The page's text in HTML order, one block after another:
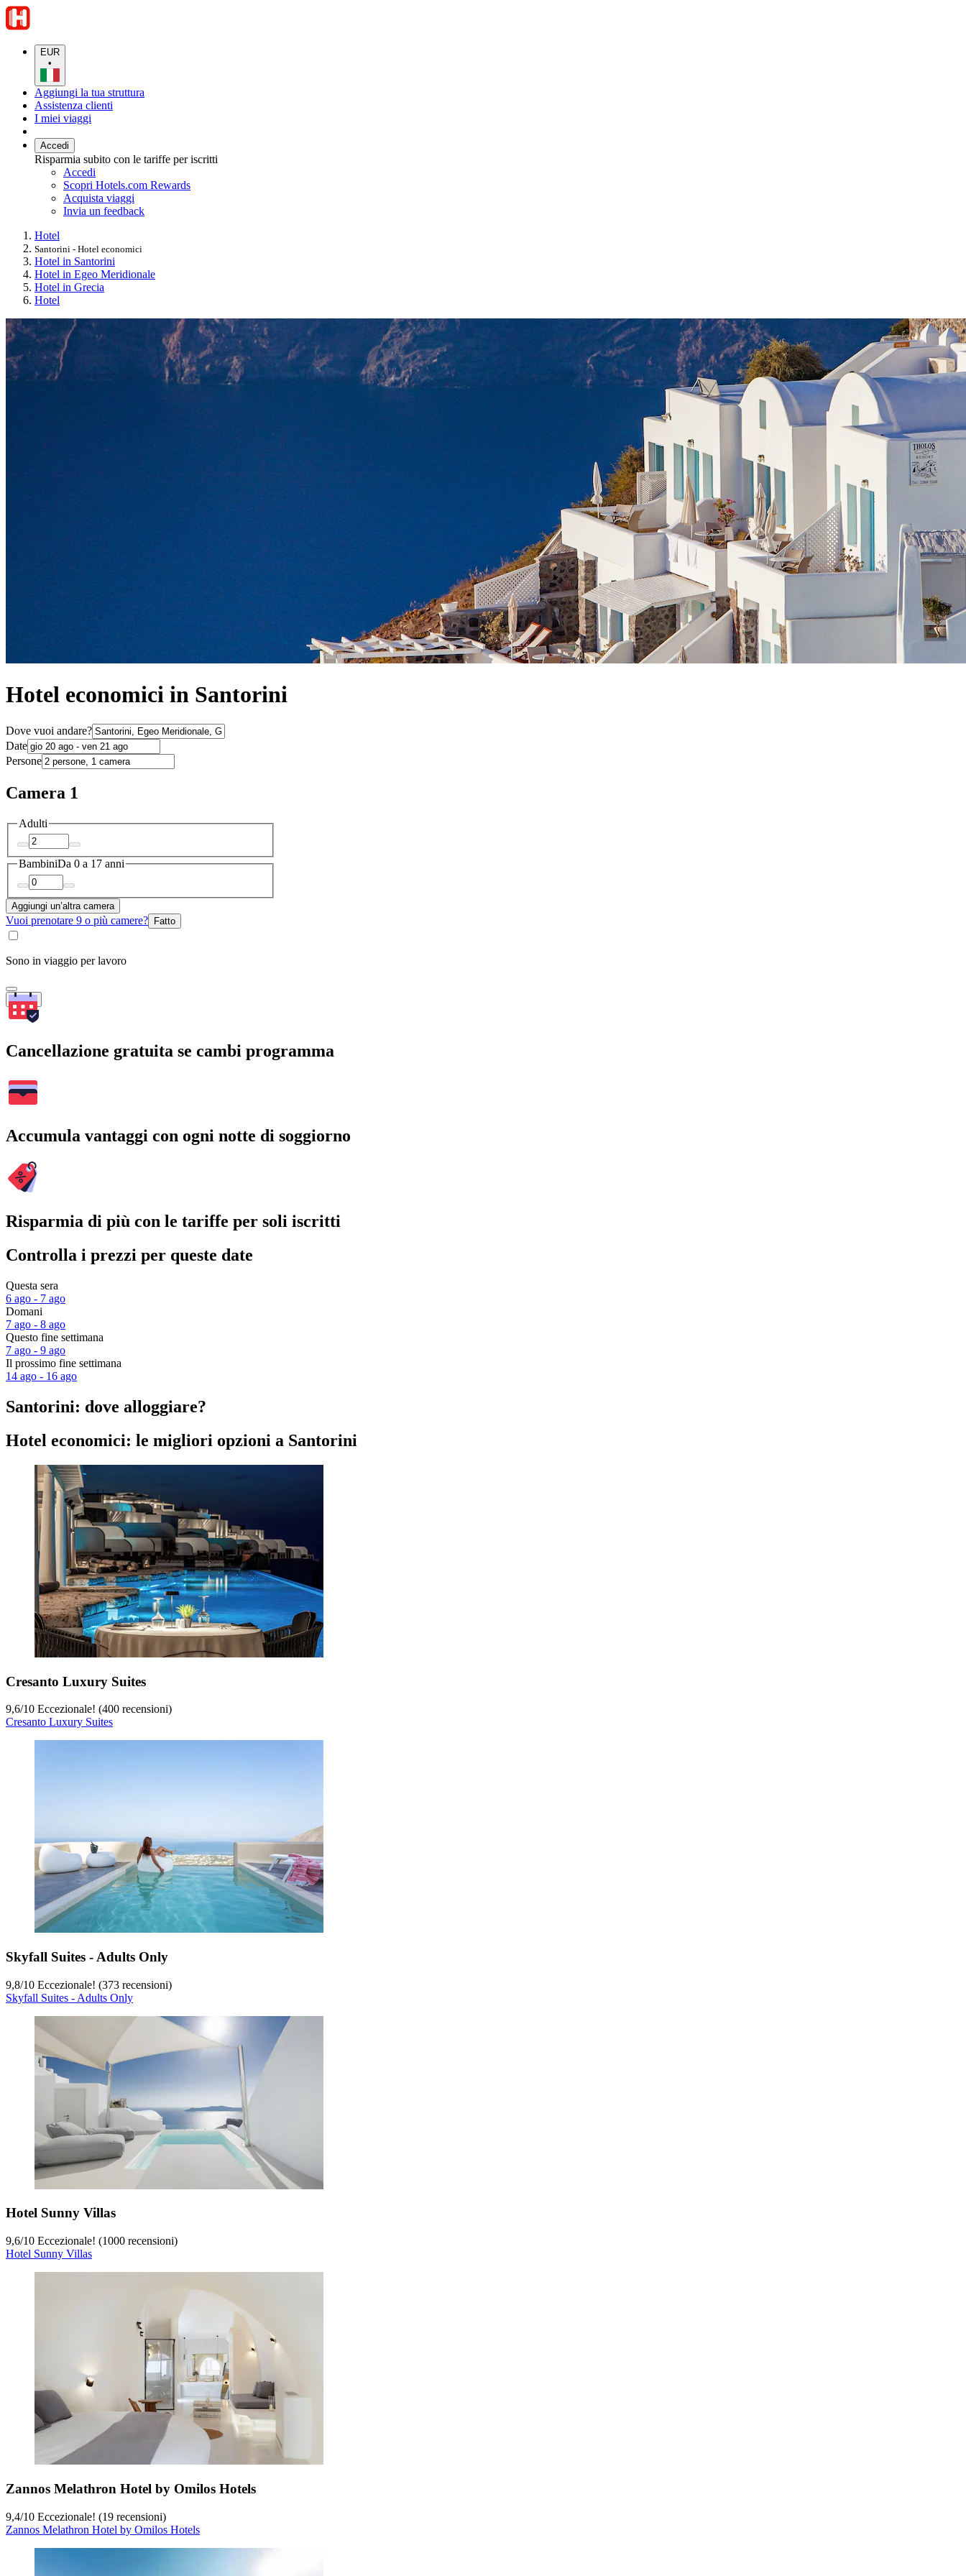
EUR
•
Aggiungi la tua struttura
Assistenza clienti
I miei viaggi
Accedi
Risparmia subito con le tariffe per iscritti
Accedi
Scopri Hotels.com Rewards
Acquista viaggi
Invia un feedback
Hotel
Santorini - Hotel economici
Hotel in Santorini
Hotel in Egeo Meridionale
Hotel in Grecia
Hotel
Hotel economici in Santorini
Dove vuoi andare?
Date
Persone
Camera 1
Adulti
BambiniDa 0 a 17 anni
Aggiungi un’altra camera
Vuoi prenotare 9 o più camere? Fatto
Sono in viaggio per lavoro
Cerca
Cancellazione gratuita se cambi programma
Accumula vantaggi con ogni notte di soggiorno
Risparmia di più con le tariffe per soli iscritti
Controlla i prezzi per queste date
Questa sera
6 ago - 7 ago
Domani
7 ago - 8 ago
Questo fine settimana
7 ago - 9 ago
Il prossimo fine settimana
14 ago - 16 ago
Santorini: dove alloggiare?
Hotel economici: le migliori opzioni a Santorini
Cresanto Luxury Suites
9,6/10 Eccezionale! (400 recensioni)
Cresanto Luxury Suites
Skyfall Suites - Adults Only
9,8/10 Eccezionale! (373 recensioni)
Skyfall Suites - Adults Only
Hotel Sunny Villas
9,6/10 Eccezionale! (1000 recensioni)
Hotel Sunny Villas
Zannos Melathron Hotel by Omilos Hotels
9,4/10 Eccezionale! (19 recensioni)
Zannos Melathron Hotel by Omilos Hotels